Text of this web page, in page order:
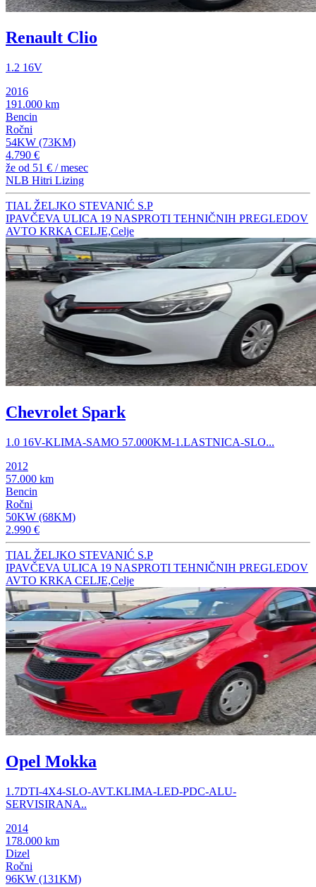
Renault Clio
1.2 16V
2016
191.000 km
Bencin
Ročni
54KW (73KM)
4.790 €
že od 51 € / mesec
NLB Hitri Lizing
TIAL ŽELJKO STEVANIĆ S.P
IPAVČEVA ULICA 19 NASPROTI TEHNIČNIH PREGLEDOV
AVTO KRKA CELJE,Celje
Chevrolet Spark
1.0 16V-KLIMA-SAMO 57.000KM-1.LASTNICA-SLO...
2012
57.000 km
Bencin
Ročni
50KW (68KM)
2.990 €
TIAL ŽELJKO STEVANIĆ S.P
IPAVČEVA ULICA 19 NASPROTI TEHNIČNIH PREGLEDOV
AVTO KRKA CELJE,Celje
Opel Mokka
1.7DTI-4X4-SLO-AVT.KLIMA-LED-PDC-ALU-
SERVISIRANA..
2014
178.000 km
Dizel
Ročni
96KW (131KM)